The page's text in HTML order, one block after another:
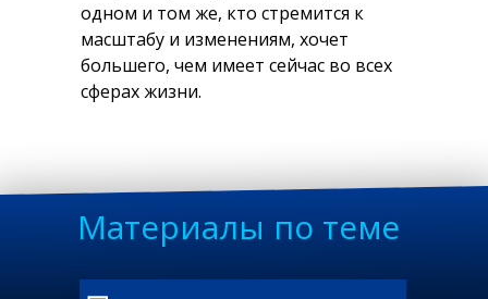
одном и том же, кто стремится к
масштабу и изменениям, хочет
большего, чем имеет сейчас во всех
сферах жизни.
Материалы по теме